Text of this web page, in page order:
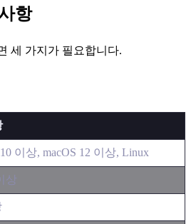
항
세 가지가 필요합니다.
이상, macOS 12 이상, Linux
상